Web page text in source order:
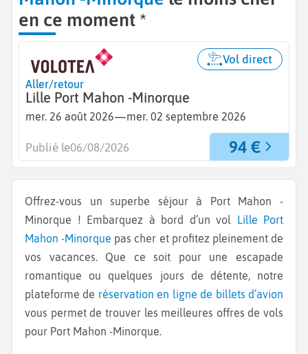
en ce moment *
Aller/retour
Lille Port Mahon -Minorque
mer. 26 août 2026—mer. 02 septembre 2026
Vol direct
94 €
Publié le06/08/2026
Offrez-vous un superbe séjour à Port Mahon -
Minorque ! Embarquez à bord d’un vol Lille Port
Mahon -Minorque pas cher et profitez pleinement de
vos vacances. Que ce soit pour une escapade
romantique ou quelques jours de détente, notre
plateforme de réservation en ligne de billets d’avion
vous permet de trouver les meilleures offres de vols
pour Port Mahon -Minorque.